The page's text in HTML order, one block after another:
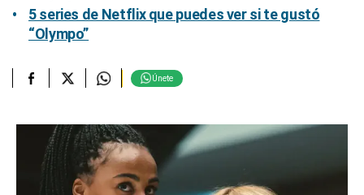
5 series de Netflix que puedes ver si te gustó
“Olympo”
Únete